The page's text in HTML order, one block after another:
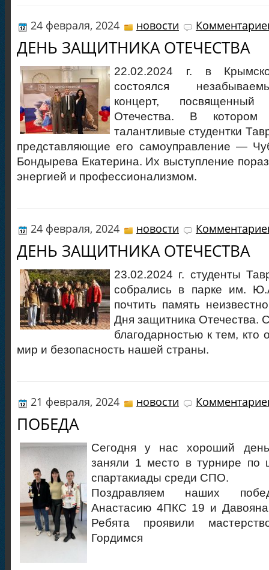
24 февраля, 2024 новости
ДЕНЬ ЗАЩИТНИКА ОТЕЧЕСТВА
22.02.2024 г. в
состоялся
концерт,
Отечества. В котором
талантливые студентки
представляющие его самоуправление —
Бондырева Екатерина. Их выступление
энергией и профессионализмом.
24 февраля, 2024 новости
ДЕНЬ ЗАЩИТНИКА ОТЕЧЕСТВА
23.02.2024 г. студенты
собрались в парке им.
почтить память
Дня защитника Отечества.
благодарностью к тем, кто
мир и безопасность нашей страны.
21 февраля, 2024 новости
ПОБЕДА
Сегодня у нас хороший
заняли 1 место в турнире по
спартакиады среди СПО.
Поздравляем наших
Анастасию 4ПКС 19 и
Ребята проявили
Гордимся